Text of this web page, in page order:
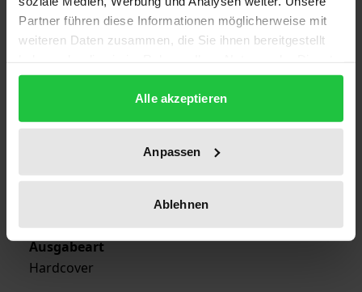
Partner führen diese Informationen möglicherweise mit
weiteren Daten zusammen, die Sie ihnen bereitgestellt
gesammelt haben.
Alle akzeptieren
Anpassen
Ablehnen
Eine Analyse der quantitativen und qualitativen
Zusammenhänge
Erscheinungsjahr
Ausgabeart
Hardcover